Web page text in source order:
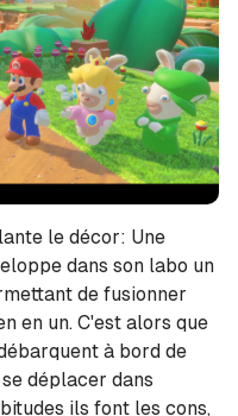
le décor: Une
dans son labo un
de fusionner
en un. C'est alors que
à bord de
déplacer dans
ils font les cons,